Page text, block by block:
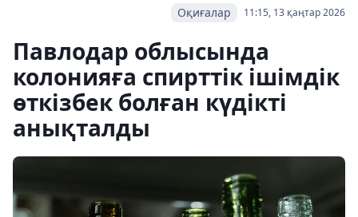
11:15, 13 қаңтар 2026
Оқиғалар
Павлодар облысында
колонияға спирттік ішімдік
өткізбек болған күдікті
анықталды